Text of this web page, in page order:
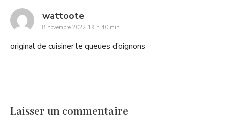
wattootesays:
8 novembre 2022 19 h 40 min
original de cuisiner le queues d’oignons
Laisser un commentaire